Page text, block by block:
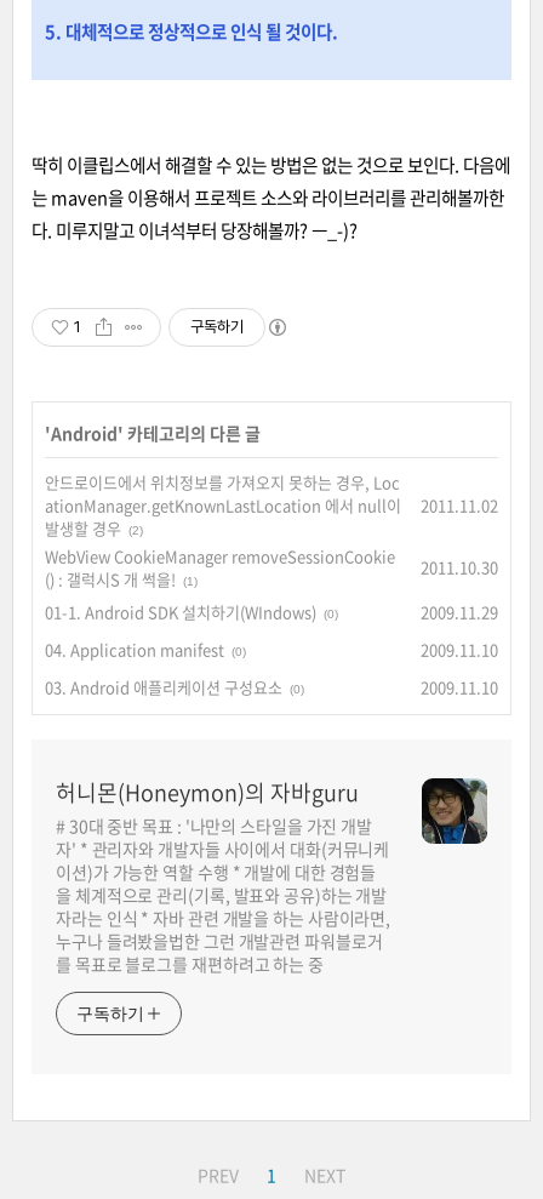
5. 대체적으로 정상적으로 인식 될 것이다.
딱히 이클립스에서 해결할 수 있는 방법은 없는 것으로 보인다. 다음에
는 maven을 이용해서 프로젝트 소스와 라이브러리를 관리해볼까한
다. 미루지말고 이녀석부터 당장해볼까? ㅡ_-)?
1 구독하기
'Android' 카테고리의 다른 글
안드로이드에서 위치정보를 가져오지 못하는 경우, Loc
ationManager.getKnownLastLocation 에서 null이
발생할 경우
(2)
2011.11.02
WebView CookieManager removeSessionCookie
() : 갤럭시S 개 썩을!
(1)
2011.10.30
01-1. Android SDK 설치하기(WIndows)
(0)
2009.11.29
04. Application manifest (0)
2009.11.10
03. Android 애플리케이션 구성요소
(0) 2009.11.10
허니몬(Honeymon)의 자바guru
# 30대 중반 목표 : '나만의 스타일을 가진 개발
자' * 관리자와 개발자들 사이에서 대화(커뮤니케
이션)가 가능한 역할 수행 * 개발에 대한 경험들
을 체계적으로 관리(기록, 발표와 공유)하는 개발
자라는 인식 * 자바 관련 개발을 하는 사람이라면,
누구나 들려봤을법한 그런 개발관련 파워블로거
를 목표로 블로그를 재편하려고 하는 중
구독하기
PREV 1 NEXT